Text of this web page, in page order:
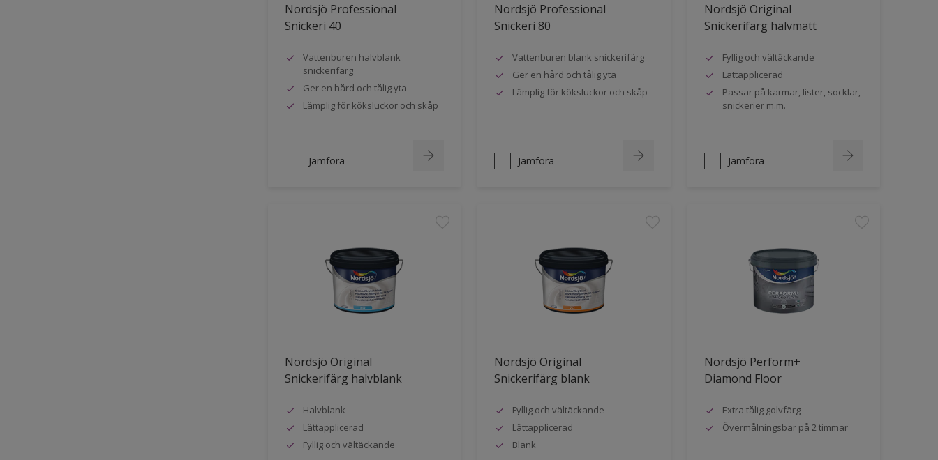
Nordsjö Professional
Snickeri 40
Vattenburen halvblank
snickerifärg
Ger en hård och tålig yta
Lämplig för köksluckor och skåp
Jämföra
Nordsjö Professional
Snickeri 80
Vattenburen blank snickerifärg
Ger en hård och tålig yta
Lämplig för köksluckor och skåp
Jämföra
Nordsjö Original
Snickerifärg halvmatt
Fyllig och vältäckande
Lättapplicerad
Passar på karmar, lister, socklar,
snickerier m.m.
Jämföra
Nordsjö Original
Snickerifärg halvblank
Halvblank
Lättapplicerad
Fyllig och vältäckande
Nordsjö Original
Snickerifärg blank
Fyllig och vältäckande
Lättapplicerad
Blank
Nordsjö Perform+
Diamond Floor
Extra tålig golvfärg
Övermålningsbar på 2 timmar